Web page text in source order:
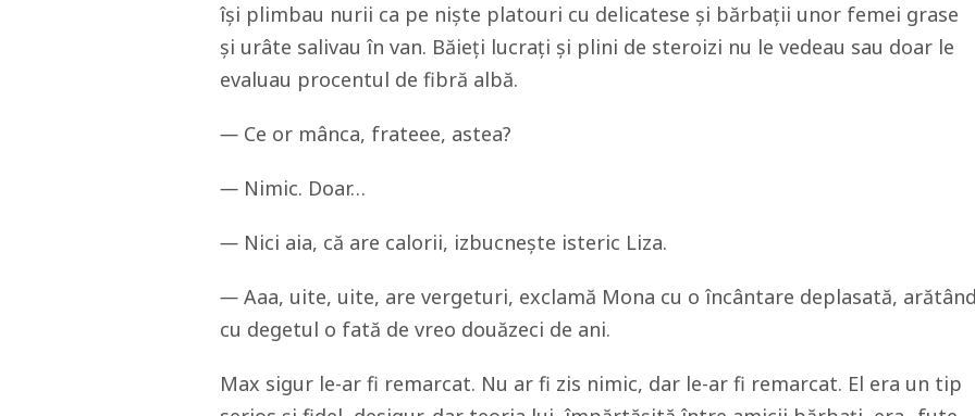
își plimbau nurii ca pe niște platouri cu delicatese și bărbații unor femei grase
și urâte salivau în van. Băieți lucrați și plini de steroizi nu le vedeau sau doar le
evaluau procentul de fibră albă.
— Ce or mânca, frateee, astea?
— Nimic. Doar…
— Nici aia, că are calorii, izbucnește isteric Liza.
— Aaa, uite, uite, are vergeturi, exclamă Mona cu o încântare deplasată,
cu degetul o fată de vreo douăzeci de ani.
Max sigur le-ar fi remarcat. Nu ar fi zis nimic, dar le-ar fi remarcat. El era un tip